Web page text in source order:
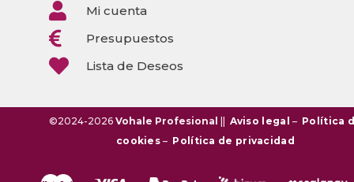
 Mi cuenta
 Presupuestos
 Lista de Deseos
©2024-2026 Vohale Profesional Aviso legal – Política
cookies– Política de privacidad